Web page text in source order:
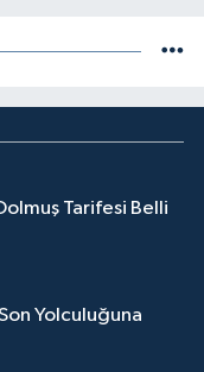
Tarifesi Belli
Son Yolculuğuna